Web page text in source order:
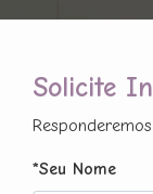
Solicite
*Seu Nome